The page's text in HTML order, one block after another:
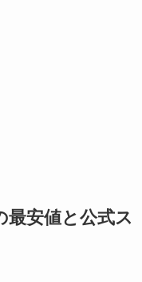
最安値と公式ス